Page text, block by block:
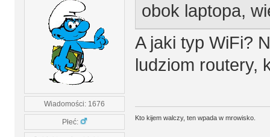
Wiadomości: 1676
Płeć:
obok laptopa,
A jaki typ WiFi?
ludziom routery,
Kto kijem walczy, ten wpada w mrowisko.